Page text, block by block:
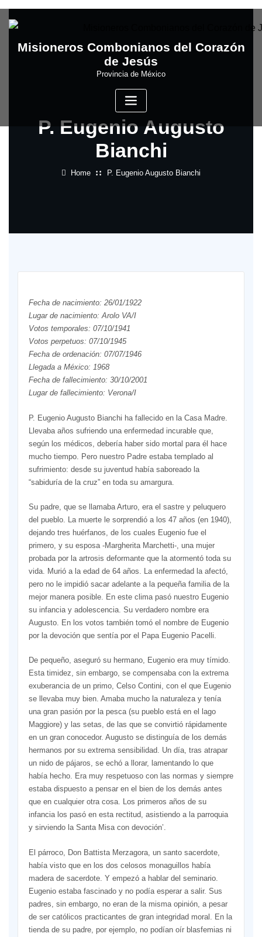
to
Misioneros Combonianos del Corazón
de Jesús
Provincia de México
P. Eugenio Augusto
Bianchi
Home P. Eugenio Augusto Bianchi
Fecha de nacimiento: 26/01/1922
Lugar de nacimiento: Arolo VA/I
Votos temporales: 07/10/1941
Votos perpetuos: 07/10/1945
Fecha de ordenación: 07/07/1946
Llegada a México: 1968
Fecha de fallecimiento: 30/10/2001
Lugar de fallecimiento: Verona/I
P. Eugenio Augusto Bianchi ha fallecido en la Casa Madre.
Llevaba años sufriendo una enfermedad incurable que,
según los médicos, debería haber sido mortal para él hace
mucho tiempo. Pero nuestro Padre estaba templado al
sufrimiento: desde su juventud había saboreado la
“sabiduría de la cruz” en toda su amargura.
Su padre, que se llamaba Arturo, era el sastre y peluquero
del pueblo. La muerte le sorprendió a los 47 años (en 1940),
dejando tres huérfanos, de los cuales Eugenio fue el
primero, y su esposa -Margherita Marchetti-, una mujer
probada por la artrosis deformante que la atormentó toda su
vida. Murió a la edad de 64 años. La enfermedad la afectó,
pero no le impidió sacar adelante a la pequeña familia de la
mejor manera posible. En este clima pasó nuestro Eugenio
su infancia y adolescencia. Su verdadero nombre era
Augusto. En los votos también tomó el nombre de Eugenio
por la devoción que sentía por el Papa Eugenio Pacelli.
De pequeño, aseguró su hermano, Eugenio era muy tímido.
Esta timidez, sin embargo, se compensaba con la extrema
exuberancia de un primo, Celso Contini, con el que Eugenio
se llevaba muy bien. Amaba mucho la naturaleza y tenía
una gran pasión por la pesca (su pueblo está en el lago
Maggiore) y las setas, de las que se convirtió rápidamente
en un gran conocedor. Augusto se distinguía de los demás
hermanos por su extrema sensibilidad. Un día, tras atrapar
un nido de pájaros, se echó a llorar, lamentando lo que
había hecho. Era muy respetuoso con las normas y siempre
estaba dispuesto a pensar en el bien de los demás antes
que en cualquier otra cosa. Los primeros años de su
infancia los pasó en esta rectitud, asistiendo a la parroquia
y sirviendo la Santa Misa con devoción’.
El párroco, Don Battista Merzagora, un santo sacerdote,
había visto que en los dos celosos monaguillos había
madera de sacerdote. Y empezó a hablar del seminario.
Eugenio estaba fascinado y no podía esperar a salir. Sus
padres, sin embargo, no eran de la misma opinión, a pesar
de ser católicos practicantes de gran integridad moral. En la
tienda de su padre, por ejemplo, no podían oír blasfemias ni